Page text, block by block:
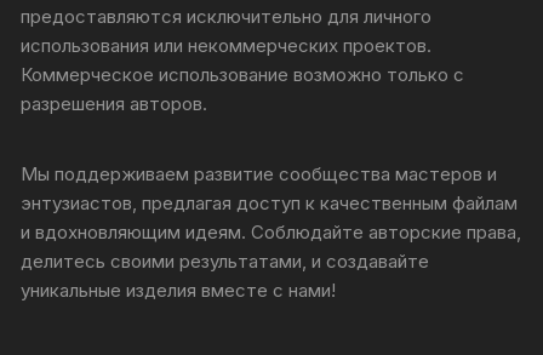
предоставляются исключительно для личного
использования или некоммерческих проектов.
Коммерческое использование возможно только с
разрешения авторов.
Мы поддерживаем развитие сообщества мастеров и
энтузиастов, предлагая доступ к качественным файлам
и вдохновляющим идеям. Соблюдайте авторские права,
делитесь своими результатами, и создавайте
уникальные изделия вместе с нами!